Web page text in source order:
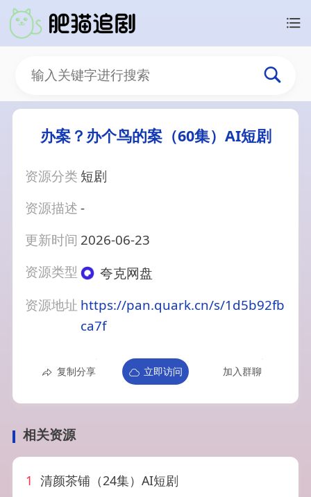
办案？办个鸟的案（60集）AI短剧
资源分类 短剧
资源描述-
更新时间 2026-06-23
资源类型
夸克网盘
资源地址 https://pan.quark.cn/s/1d5b92fb
ca7f
复制分享 立即访问 加入群聊
相关资源
1 清颜茶铺（24集）AI短剧